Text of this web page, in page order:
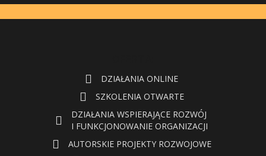
DZIAŁANIA ONLINE
SZKOLENIA OTWARTE
DZIAŁANIA WSPIERAJĄCE ROZWÓJ
I FUNKCJONOWANIE ORGANIZACJI
AUTORSKIE PROJEKTY ROZWOJOWE